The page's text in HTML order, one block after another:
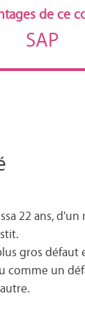
de ce
SAP
22 ans,
gros défaut
comme un